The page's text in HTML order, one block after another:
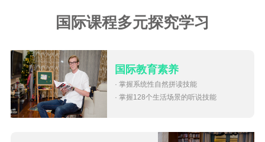
国际课程多元探究学习
国际教育素养
· 掌握系统性自然拼读技能
· 掌握128个生活场景的听说技能